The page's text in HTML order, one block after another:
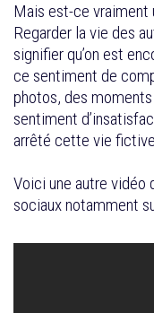
Mais est-ce vraiment
Regarder la vie des
signifier qu’on est
ce sentiment de
photos, des
sentiment
arrêté cette vie
Voici une autre vidéo
sociaux notamment